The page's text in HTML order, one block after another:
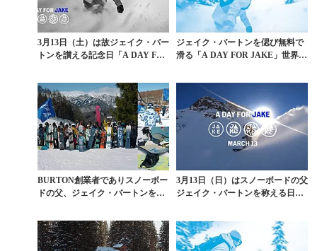
3月13日（土）は故ジェイク・バー
トンを讃える記念日「A DAY FOR
ジェイク・バートンを偲び無料で
滑る「A DAY FOR JAKE」世界13
BURTON創業者でありスノーボー
ドの父、ジェイク・バートンを讃
3月13日（日）はスノーボードの父
ジェイク・バートンを称える日